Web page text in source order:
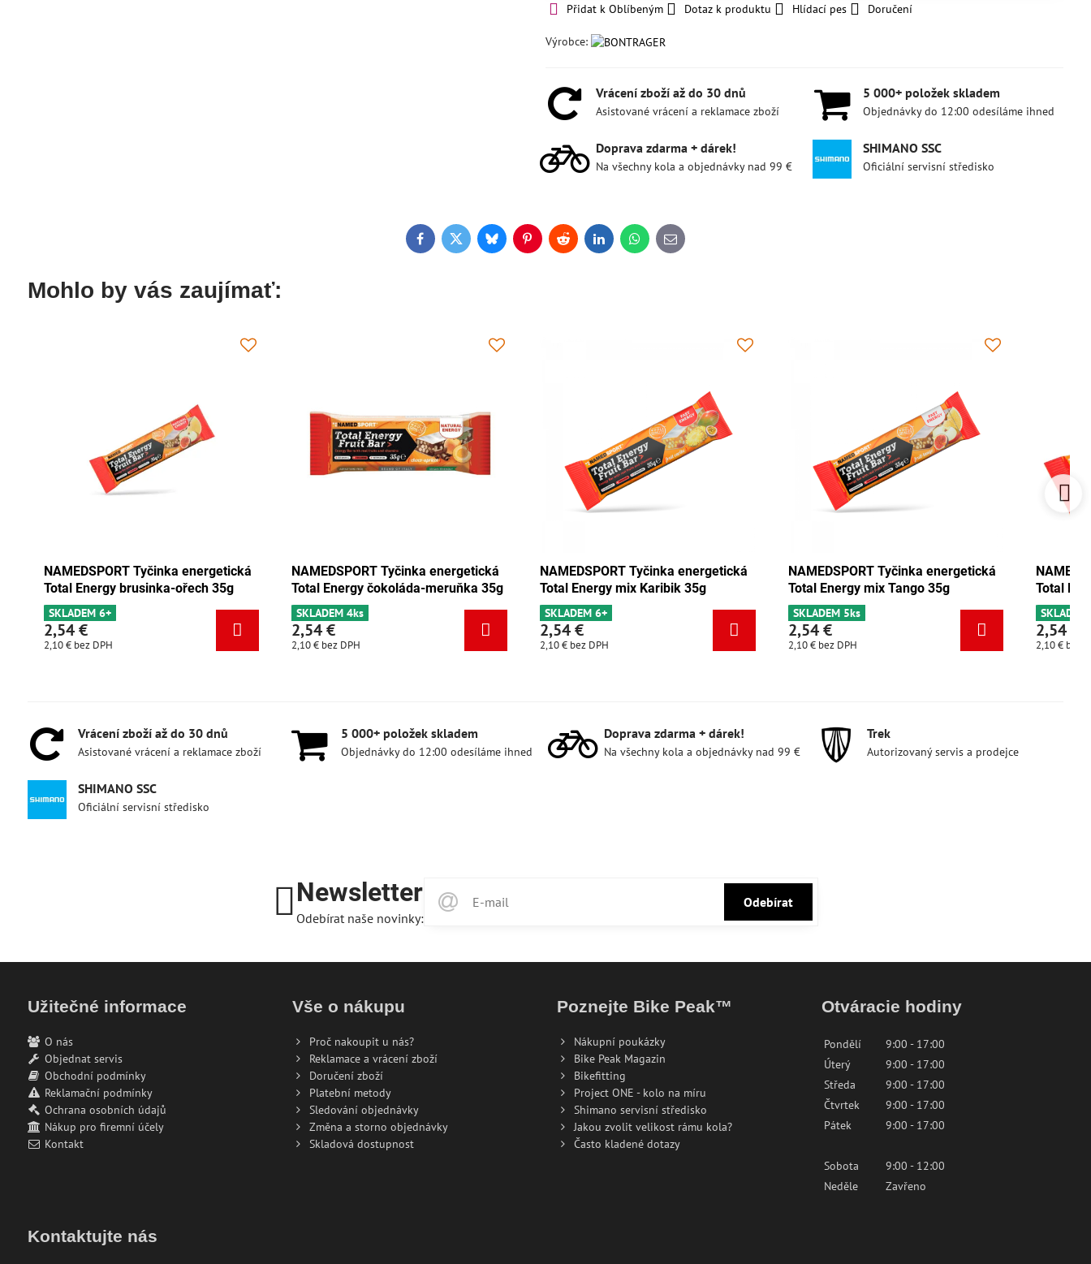
Přidat k Oblíbeným Dotaz k produktu Hlídací pes Doručení
Výrobce:
Vrácení zboží až do 30 dnů
Asistované vrácení a reklamace zboží
5 000+ položek skladem
Objednávky do 12:00 odesíláme ihned
Doprava zdarma + dárek!
Na všechny kola a objednávky nad 99 €
SHIMANO SSC
Oficiální servisní středisko
FacebookTwitterBlueskyPinterestRedditLinkedInWhatsApp
E-
mail
Mohlo by vás zaujímať:
NAMEDSPORT Tyčinka energetická
Total Energy brusinka-ořech 35g
SKLADEM 6+
2,54 €
2,10 € bez DPH
NAMEDSPORT Tyčinka energetická
Total Energy čokoláda-meruňka 35g
SKLADEM 4ks
2,54 €
2,10 € bez DPH
NAMEDSPORT Tyčinka energetická
Total Energy mix Karibik 35g
SKLADEM 6+
2,54 €
2,10 € bez DPH
NAMEDSPORT Tyčinka energetická
Total Energy mix Tango 35g
SKLADEM 5ks
2,54 €
2,10 € bez DPH
Total
2,54 €
2,10 € bez
Vrácení zboží až do 30 dnů
Asistované vrácení a reklamace zboží
5 000+ položek skladem
Objednávky do 12:00 odesíláme ihned
Doprava zdarma + dárek!
Na všechny kola a objednávky nad 99 €
Trek
Autorizovaný servis a prodejce
SHIMANO SSC
Oficiální servisní středisko
Newsletter
Odebírat naše novinky:
Odebírat
Užitečné informace
O nás
Objednat servis
Obchodní podmínky
Reklamační podmínky
Ochrana osobních údajů
Nákup pro firemní účely
Kontakt
Vše o nákupu
Proč nakoupit u nás?
Reklamace a vrácení zboží
Doručení zboží
Platební metody
Sledování objednávky
Změna a storno objednávky
Skladová dostupnost
Poznejte Bike Peak™
Nákupní poukázky
Bike Peak Magazin
Bikefitting
Project ONE - kolo na míru
Shimano servisní středisko
Jakou zvolit velikost rámu kola?
Často kladené dotazy
Otváracie hodiny
Pondělí
9:00 - 17:00
Úterý
9:00 - 17:00
Středa
9:00 - 17:00
Čtvrtek
9:00 - 17:00
Pátek
9:00 - 17:00
Sobota
9:00 - 12:00
Neděle
Zavřeno
Kontaktujte nás